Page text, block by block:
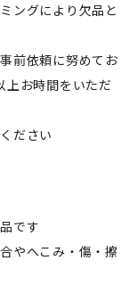
ングにより欠品と
前依頼に努めてお
上お時間をいただ
ださい
です
やへこみ・傷・擦